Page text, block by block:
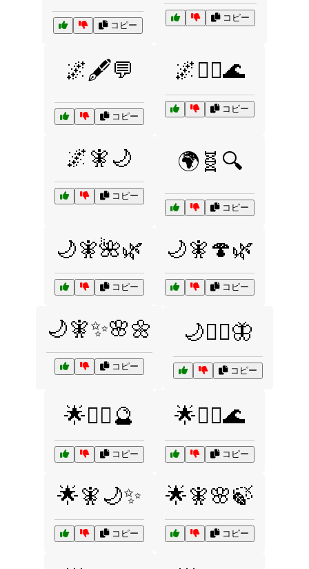
コピー
コピー
🌌🖋️💬
コピー
🌌🧙‍♀️🌊
コピー
🌌🧚🌙
コピー
🌍🧬🔍
コピー
🌙🧚🌺🌿
コピー
🌙🧚🍄🌿
コピー
🌙🧚✨🌸🌼
コピー
🌙🧝‍♀️🦋
コピー
🌟🧘‍♂️🔮
コピー
🌟🧙‍♀️🌊
コピー
🌟🧚🌙✨
コピー
🌟🧚🌸🍃
コピー